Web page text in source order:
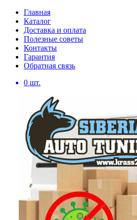
Главная
Каталог
Доставка и оплата
Полезные советы
Контакты
Гарантия
Обратная связь
0 шт.